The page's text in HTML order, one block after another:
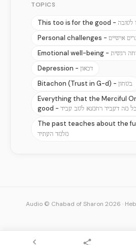
TOPICS
This too is for the good - לטובה
Personal challenges - אישיים
Emotional well-being - רגשית
Depression - דכאון
Bitachon (Trust in G-d) - בטחון
Everything that the Merciful
good - כל מה דעביד רחמנא לטב עביד
The past teaches about the
מלמד העתיד
Audio © Chabad of Sharon 2026 ·